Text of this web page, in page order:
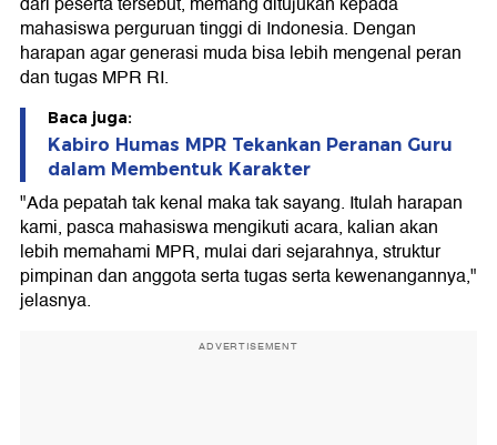
mahasiswa perguruan tinggi di Indonesia. Dengan
harapan agar generasi muda bisa lebih mengenal peran
dan tugas MPR RI.
Baca juga:
Kabiro Humas MPR Tekankan Peranan Guru
dalam Membentuk Karakter
"Ada pepatah tak kenal maka tak sayang. Itulah harapan
kami, pasca mahasiswa mengikuti acara, kalian akan
lebih memahami MPR, mulai dari sejarahnya, struktur
pimpinan dan anggota serta tugas serta kewenangannya,"
jelasnya.
ADVERTISEMENT